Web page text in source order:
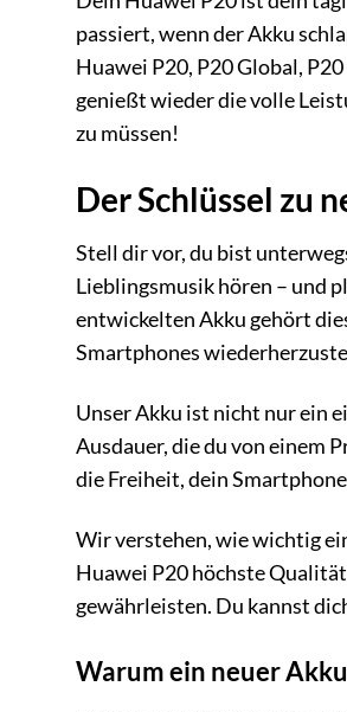
passiert, wenn der Akku
Huawei P20, P20 Global,
genießt wieder die volle
zu müssen!
Der Schlüssel zu
Stell dir vor, du bist
Lieblingsmusik hören – und
entwickelten Akku gehört
Smartphones
Unser Akku ist nicht nur ein
Ausdauer, die du von einem
die Freiheit, dein
Wir verstehen, wie wichtig
Huawei P20 höchste
gewährleisten. Du kannst
Warum ein neuer